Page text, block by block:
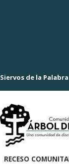
Siervos de la Palabra
RECESO